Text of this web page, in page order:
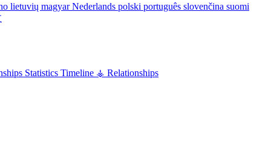
lietuvių magyarNederlands polski português slovenčina suomi
Statistics Timeline ⚶ Relationships